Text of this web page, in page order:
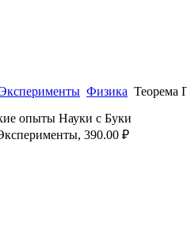
Физика Теорема
опыты Науки с Буки
390.00 ₽